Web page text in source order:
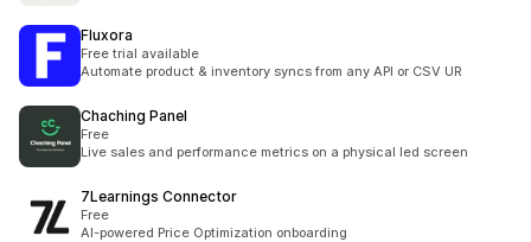
Fluxora
Free trial available
Automate product & inventory syncs from any API or CSV UR
Chaching Panel
Free
Live sales and performance metrics on a physical led screen
7Learnings Connector
Free
AI-powered Price Optimization onboarding